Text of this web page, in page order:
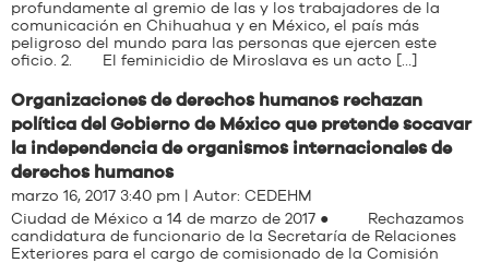
profundamente al gremio de las y los trabajadores de la
comunicación en Chihuahua y en México, el país más
peligroso del mundo para las personas que ejercen este
oficio. 2. El feminicidio de Miroslava es un acto […]
Organizaciones de derechos humanos rechazan
política del Gobierno de México que pretende socavar
la independencia de organismos internacionales de
derechos humanos
marzo 16, 2017 3:40 pm | Autor: CEDEHM
Ciudad de México a 14 de marzo de 2017 ● Rechazamos
candidatura de funcionario de la Secretaría de Relaciones
Exteriores para el cargo de comisionado de la Comisión